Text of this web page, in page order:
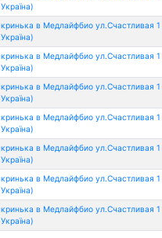
в Медлайфбио ул.Счастливая
в Медлайфбио ул.Счастливая
в Медлайфбио ул.Счастливая
в Медлайфбио ул.Счастливая
в Медлайфбио ул.Счастливая
в Медлайфбио ул.Счастливая
в Медлайфбио ул.Счастливая